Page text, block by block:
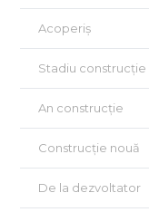
Acoperiș
Stadiu construcție
An construcție
Construcție nouă
De la dezvoltator